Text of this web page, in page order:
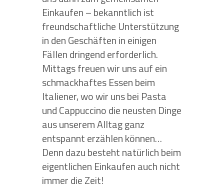
Einkaufen – bekanntlich ist
freundschaftliche Unterstützung
in den Geschäften in einigen
Fällen dringend erforderlich.
Mittags freuen wir uns auf ein
schmackhaftes Essen beim
Italiener, wo wir uns bei Pasta
und Cappuccino die neusten Dinge
aus unserem Alltag ganz
entspannt erzählen können…
Denn dazu besteht natürlich beim
eigentlichen Einkaufen auch nicht
immer die Zeit!